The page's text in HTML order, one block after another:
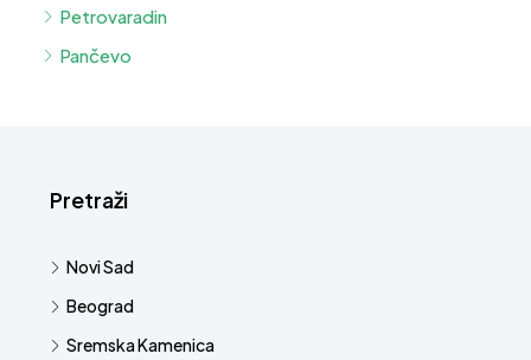
Petrovaradin
Pančevo
Pretraži
Novi Sad
Beograd
Sremska Kamenica